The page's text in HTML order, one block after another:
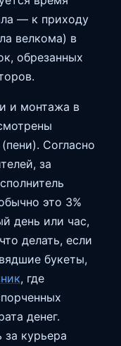
— к приходу
велкома) в
обрезанных
и монтажа в
Согласно
за
это 3%
день или час,
делать, если
букеты,
, где
денег.
за курьера